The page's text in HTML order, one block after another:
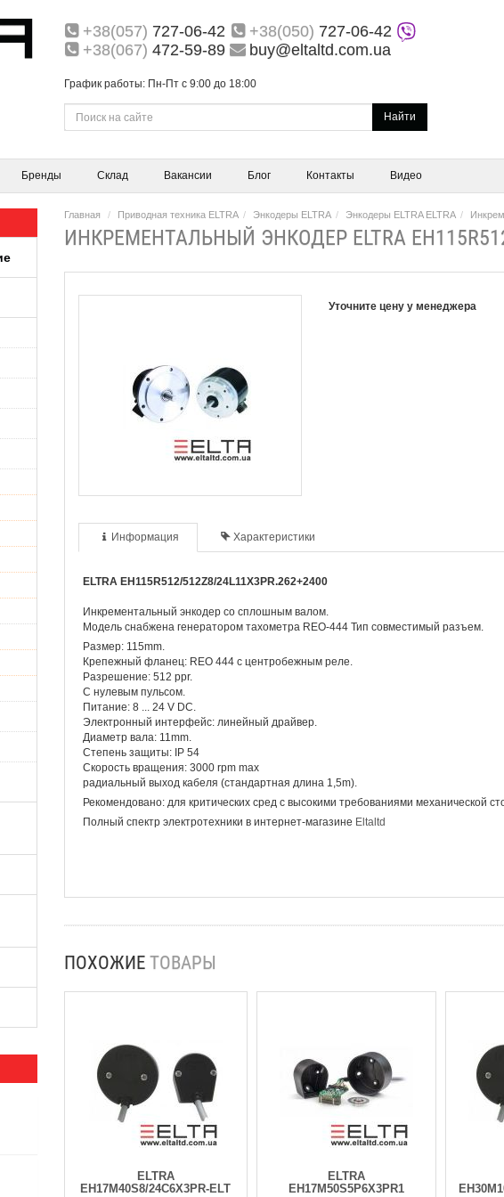
+38(057) 727-06-42 +38(050) 727-06-42
+38(067) 472-59-89 buy@eltaltd.com.ua
График работы: Пн-Пт с 9:00 до 18:00
Найти
Бренды Склад Вакансии Блог Контакты Видео
Главная Приводная техника ELTRA Энкодеры ELTRA Энкодеры ELTRA ELTRA
ИНКРЕМЕНТАЛЬНЫЙ ЭНКОДЕР ELTRA
Уточните цену у менеджера
Информация Характеристики
ELTRA EH115R512/512Z8/24L11X3PR.262+2400
Инкрементальный энкодер со сплошным валом.
Модель снабжена генератором тахометра REO-444 Тип совместимый разъем.
Размер: 115mm.
Крепежный фланец: REO 444 с центробежным реле.
Разрешение: 512 ppr.
С нулевым пульсом.
Питание: 8 ... 24 V DC.
Электронный интерфейс: линейный драйвер.
Диаметр вала: 11mm.
Степень защиты: IP 54
Скорость вращения: 3000 rpm max
радиальный выход кабеля (стандартная длина 1,5m).
Рекомендовано: для критических сред с высокими требованиями механической
Полный спектр электротехники в интернет-магазине Eltaltd
ПОХОЖИЕ ТОВАРЫ
ELTRA
EH17M40S8/24C6X3PR-ELT
ELTRA
EH17M50S5P6X3PR1